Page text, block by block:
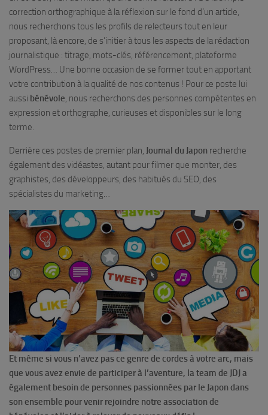
correction orthographique à la réflexion sur le fond d’un article,
nous recherchons tous les profils de relecteurs tout en leur
proposant, là encore, de s’initier à tous les aspects de la rédaction
journalistique : titrage, mots-clés, référencement, plateforme
WordPress… Une bonne occasion de se former tout en apportant
votre contribution à la qualité de nos contenus ! Pour ce poste lui
aussi bénévole, nous recherchons des personnes compétentes en
expression et orthographe, curieuses et disponibles sur le long
terme.
Derrière ces postes de premier plan, Journal du Japon recherche
également des vidéastes, autant pour filmer que monter, des
graphistes, des développeurs, des habitués du SEO, des
spécialistes du marketing…
Et même si vous n’avez pas ce genre de cordes à votre arc, mais
que vous avez envie de participer à l’aventure, la team de JDJ a
également besoin de personnes passionnées par le Japon dans
son ensemble pour venir rejoindre notre association de